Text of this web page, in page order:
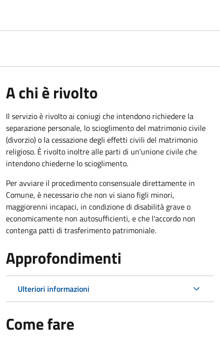
A chi è rivolto
Il servizio è rivolto ai coniugi che intendono richiedere la
separazione personale, lo scioglimento del matrimonio civile
(divorzio) o la cessazione degli effetti civili del matrimonio
religioso. È rivolto inoltre alle parti di un'unione civile che
intendono chiederne lo scioglimento.
Per avviare il procedimento consensuale direttamente in
Comune, è necessario che non vi siano figli minori,
maggiorenni incapaci, in condizione di disabilità grave o
economicamente non autosufficienti, e che l'accordo non
contenga patti di trasferimento patrimoniale.
Approfondimenti
Ulteriori informazioni
Come fare